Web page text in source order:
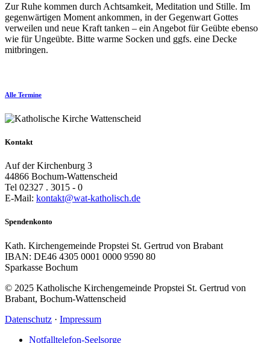
Zur Ruhe kommen durch Achtsamkeit, Meditation und Stille. Im
gegenwärtigen Moment ankommen, in der Gegenwart Gottes
verweilen und neue Kraft tanken – ein Angebot für Geübte ebenso
wie für Ungeübte. Bitte warme Socken und ggfs. eine Decke
mitbringen.
Alle Termine
Kontakt
Auf der Kirchenburg 3
44866 Bochum-Wattenscheid
Tel 02327 . 3015 - 0
E-Mail: kontakt@wat-katholisch.de
Spendenkonto
Kath. Kirchengemeinde Propstei St. Gertrud von Brabant
IBAN: DE46 4305 0001 0000 9590 80
Sparkasse Bochum
© 2025 Katholische Kirchengemeinde Propstei St. Gertrud von
Brabant, Bochum-Wattenscheid
Datenschutz · Impressum
Notfalltelefon-Seelsorge